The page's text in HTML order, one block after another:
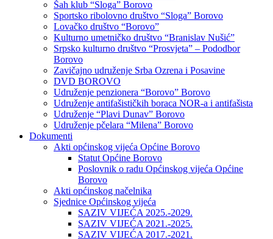
Šah klub “Sloga” Borovo
Sportsko ribolovno društvo “Sloga” Borovo
Lovačko društvo “Borovo”
Kulturno umetničko društvo “Branislav Nušić”
Srpsko kulturno društvo “Prosvjeta” – Pododbor
Borovo
Zavičajno udruženje Srba Ozrena i Posavine
DVD BOROVO
Udruženje penzionera “Borovo” Borovo
Udruženje antifašističkih boraca NOR-a i antifašista
Udruženje “Plavi Dunav” Borovo
Udruženje pčelara “Milena” Borovo
Dokumenti
Akti općinskog vijeća Općine Borovo
Statut Općine Borovo
Poslovnik o radu Općinskog vijeća Općine
Borovo
Akti općinskog načelnika
Sjednice Općinskog vijeća
SAZIV VIJEĆA 2025.-2029.
SAZIV VIJEĆA 2021.-2025.
SAZIV VIJEĆA 2017.-2021.